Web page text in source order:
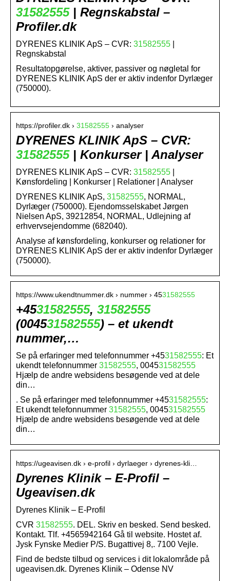
31582555| Regnskabstal –
Profiler.dk
DYRENES KLINIK ApS – CVR: 31582555
Regnskabstal
Resultatopgørelse, aktiver, passiver og nøgletal for
DYRENES KLINIK ApS der er aktiv indenfor Dyrlæger
(750000).
https://profiler.dk › 31582555 › analyser
DYRENES KLINIK ApS – CVR:
31582555| Konkurser | Analyser
DYRENES KLINIK ApS – CVR: 31582555
Kønsfordeling | Konkurser | Relationer | Analyser
DYRENES KLINIK ApS, 31582555, NORMAL,
Dyrlæger (750000). Ejendomsselskabet Jørgen
Nielsen ApS, 39212854, NORMAL, Udlejning af
erhvervsejendomme (682040).
Analyse af kønsfordeling, konkurser og relationer for
DYRENES KLINIK ApS der er aktiv indenfor Dyrlæger
(750000).
https://www.ukendtnummer.dk › nummer › 4531582555
+4531582555, 31582555
(004531582555) – et ukendt
nummer,…
Se på erfaringer med telefonnummer +4531582555: Et
ukendt telefonnummer 31582555, 004531582555
Hjælp de andre websidens besøgende ved at dele
din…
. Se på erfaringer med telefonnummer +4531582555:
Et ukendt telefonnummer 31582555, 004531582555
Hjælp de andre websidens besøgende ved at dele
din…
https://ugeavisen.dk › e-profil › dyrlaeger › dyrenes-kli…
Dyrenes Klinik – E-Profil –
Ugeavisen.dk
Dyrenes Klinik – E-Profil
CVR 31582555. DEL. Skriv en besked. Send besked.
Kontakt. Tlf. +4565942164 Gå til website. Hostet af.
Jysk Fynske Medier P/S. Bugattivej 8,. 7100 Vejle.
Find de bedste tilbud og services i dit lokalområde på
ugeavisen.dk. Dyrenes Klinik – Odense NV